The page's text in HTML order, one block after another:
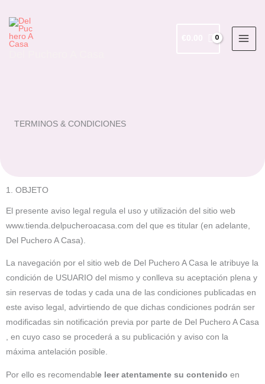
contenido
TERMINOS & CONDICIONES
1. OBJETO
El presente aviso legal regula el uso y utilización del sitio web
www.tienda.delpucheroacasa.com del que es titular (en adelante,
Del Puchero A Casa).
La navegación por el sitio web de Del Puchero A Casa le atribuye la
condición de USUARIO del mismo y conlleva su aceptación plena y
sin reservas de todas y cada una de las condiciones publicadas en
este aviso legal, advirtiendo de que dichas condiciones podrán ser
modificadas sin notificación previa por parte de Del Puchero A Casa
, en cuyo caso se procederá a su publicación y aviso con la
máxima antelación posible.
Por ello es recomendabl e leer atentamente su contenido en